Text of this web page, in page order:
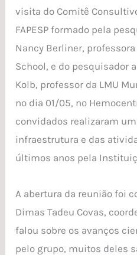
visita do Comitê
FAPESP formado pela
Nancy Berliner,
School, e do pesquisador
Kolb, professor da LMU
no dia 01/05, no
convidados realizaram
infraestrutura e das
últimos anos pela
A abertura da reunião foi
Dimas Tadeu Covas,
falou sobre os avanços
pelo grupo, muitos deles